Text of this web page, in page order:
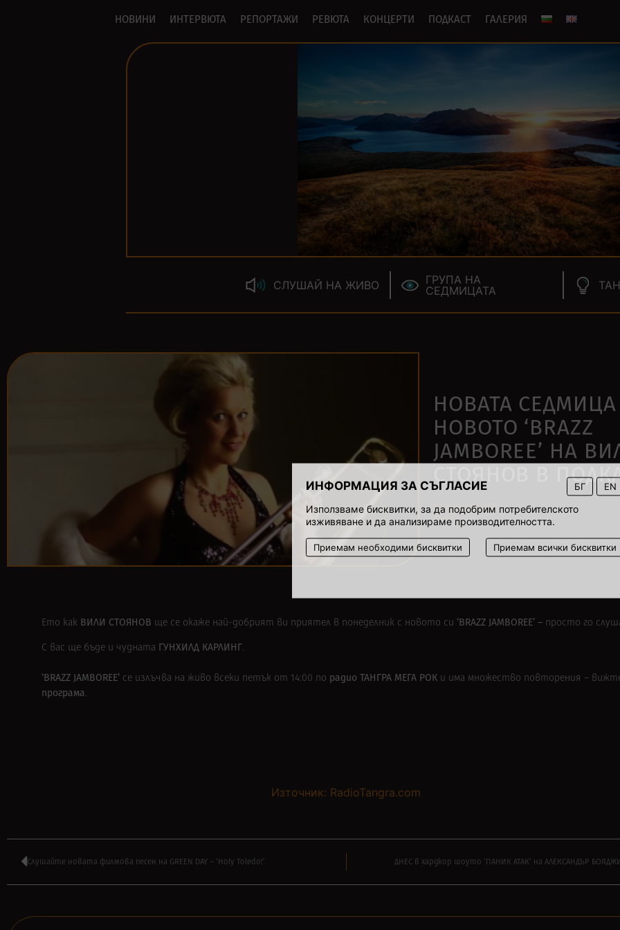
ИНФОРМАЦИЯ ЗА СЪГЛАСИЕ БГ EN
Използваме бисквитки, за да подобрим потребителското
изживяване и да анализираме производителността.
Приемам необходими бисквитки Приемам всички бисквитки
НОВИНИ ИНТЕРВЮТА РЕПОРТАЖИ РЕВЮТА КОНЦЕРТИ ПОДКАСТ ГАЛЕРИЯ
СЛУШАЙ НА ЖИВО
ГРУПА НА
СЕДМИЦАТА
НОВАТА СЕДМИЦА
НОВОТО ‘BRAZZ
JAMBOREE’ НА
СТОЯНОВ В
8 ноември 2021
00:06
Ето как ВИЛИ СТОЯНОВ ще се окаже най-добрият ви приятел в понеделник с новото си ‘BRAZZ JAMBOREE’ – просто го
С вас ще бъде и чудната ГУНХИЛД КАРЛИНГ.
‘BRAZZ JAMBOREE’ се излъчва на живо всеки петък от 14:00 по радио ТАНГРА МЕГА РОК и има множество повторения –
програма.
Източник: RadioTangra.com
Слушайте новата филмова песен на GREEN DAY – ‘Holy Toledo!’ ДНЕС в хардкор шоуто ‘ПАНИК АТАК’ на АЛЕКСАНДЪР